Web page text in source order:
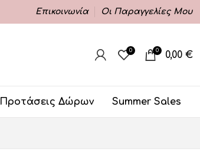
Επικοινωνία Οι Παραγγελίες Μου
0 0 0,00 €
Προτάσεις Δώρων Summer Sales